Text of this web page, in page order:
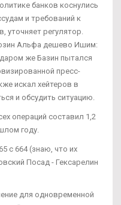
банков коснулись
и требований к
уточняет регулятор.
Альфа дешево Ишим:
же Базин пытался
пресс-
искал хейтеров в
и обсудить ситуацию.
операций составил 1,2
году.
с 664 (знаю, что их
Посад - Гексарелин
для одновременной